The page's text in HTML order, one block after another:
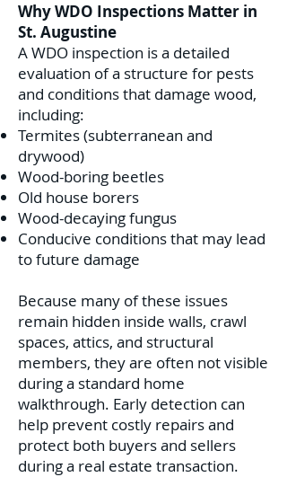
Why WDO Inspections Matter in
St. Augustine
A WDO inspection is a detailed
evaluation of a structure for pests
and conditions that damage wood,
including:
Termites (subterranean and
drywood)
Wood-boring beetles
Old house borers
Wood-decaying fungus
Conducive conditions that may lead
to future damage
Because many of these issues
remain hidden inside walls, crawl
spaces, attics, and structural
members, they are often not visible
during a standard home
walkthrough. Early detection can
help prevent costly repairs and
protect both buyers and sellers
during a real estate transaction.